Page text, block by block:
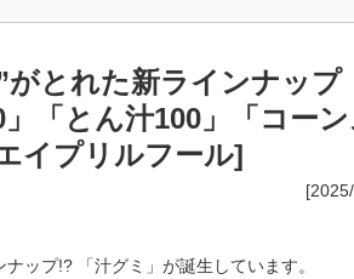
がとれた新ラインナップ
「とん汁100」「コー
イプリルフール]
ップ!? 「汁グミ」が誕生しています。